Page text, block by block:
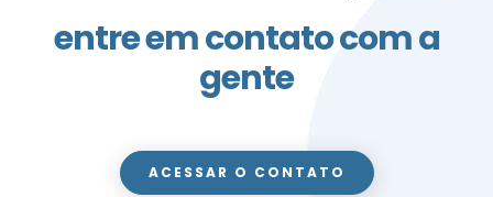
entre em contato com a
gente
ACESSAR O CONTATO